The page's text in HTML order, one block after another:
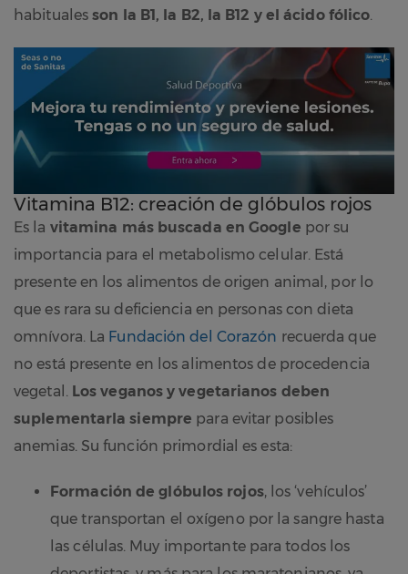
habitualesson la B1, la B2, la B12 y el ácido fólico.
Vitamina B12: creación de glóbulos rojos
Es la vitamina más buscada en Google por su
importancia para el metabolismo celular. Está
presente en los alimentos de origen animal, por lo
que es rara su deficiencia en personas con dieta
omnívora. La Fundación del Corazón recuerda que
no está presente en los alimentos de procedencia
vegetal. Los veganos y vegetarianos deben
suplementarla siempre para evitar posibles
anemias. Su función primordial es esta:
Formación de glóbulos rojos, los ‘vehículos’
que transportan el oxígeno por la sangre hasta
las células. Muy importante para todos los